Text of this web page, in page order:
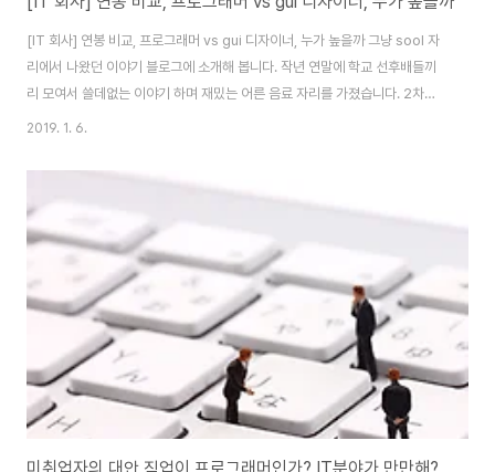
[IT 회사] 연봉 비교, 프로그래머 vs gui 디자이너, 누가 높을까 그냥 sool 자
리에서 나왔던 이야기 블로그에 소개해 봅니다. 작년 연말에 학교 선후배들끼
리 모여서 쓸데없는 이야기 하며 재밌는 어른 음료 자리를 가졌습니다. 2차에
서 분위기가 한창 무르익어 갈 때 누군진 모르겠는데 갑자기 디자이너 연봉 vs
가 전혀 다른 두 직업군을 놓고 연봉을 비교하는데 누가 더 높아야 할지 서로 이
야기를 주고받았습니다. 프로그래머가 높아야 한다비슷한 게 맞다너 초딩이
냐? 이런 이야기 왜 하냐?회사 기여도에 따라 다르다사장님 마음기타 등등 저
도 회사 기여도에 따라 다르지만, 기여도가 비슷하면 개발자가 더 많이 받아야
한다는 의견입니다..
2019. 1. 6.